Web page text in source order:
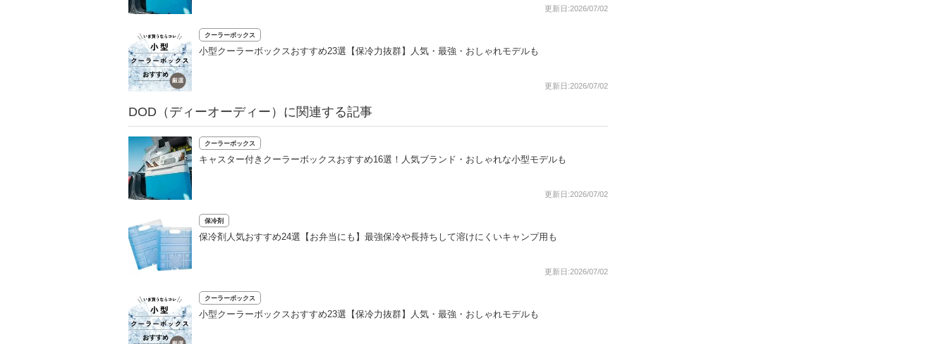
更新日:2026/07/02
クーラーボックス
小型クーラーボックスおすすめ23選【保冷力抜群】人気・最強・おしゃれモデルも
更新日:2026/07/02
DOD（ディーオーディー）に関連する記事
クーラーボックス
キャスター付きクーラーボックスおすすめ16選！人気ブランド・おしゃれな小型モデルも
更新日:2026/07/02
保冷剤
保冷剤人気おすすめ24選【お弁当にも】最強保冷や長持ちして溶けにくいキャンプ用も
更新日:2026/07/02
クーラーボックス
小型クーラーボックスおすすめ23選【保冷力抜群】人気・最強・おしゃれモデルも